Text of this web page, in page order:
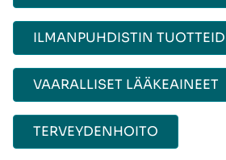
ILMANPUHDISTIN
VAARALLISET LÄÄKEAINEET
TERVEYDENHOITO